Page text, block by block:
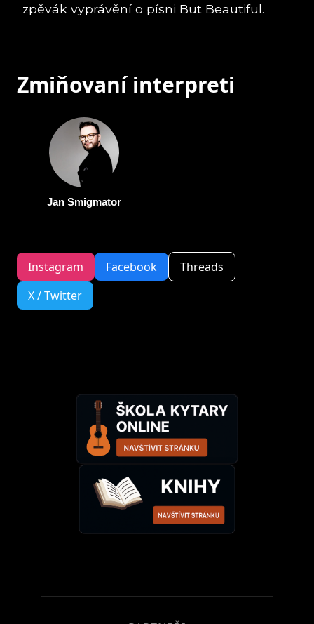
zpěvák vyprávění o písni But Beautiful.
Zmiňovaní interpreti
Jan Smigmator
Instagram Facebook
Threads
X / Twitter